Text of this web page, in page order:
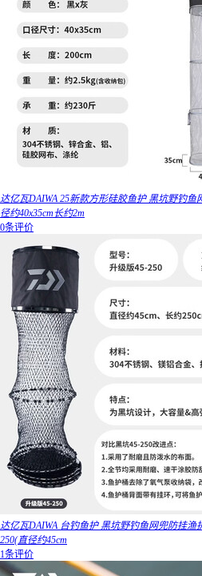
达亿瓦DAIWA 25新款方形硅胶鱼护 黑坑野钓鱼
径约40x35cm长约2m
0条评价
达亿瓦DAIWA 台钓鱼护 黑坑野钓鱼网兜防挂
250(直径约45cm
1条评价